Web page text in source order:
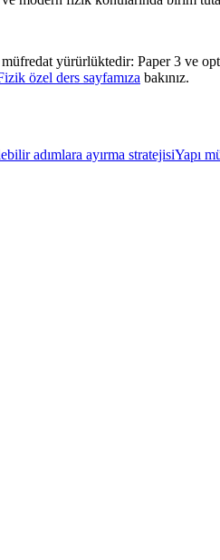
yürürlüktedir: Paper 3 ve
özel ders sayfamıza bakınız.
adımlara ayırma stratejisiYapı